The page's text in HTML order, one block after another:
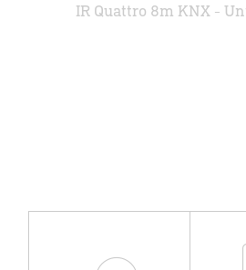
IR Quattro 8m KNX -